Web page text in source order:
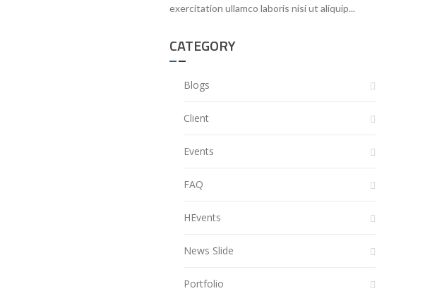
exercitation ullamco laboris nisi ut aliquip...
CATEGORY
Blogs
Client
Events
FAQ
HEvents
News Slide
Portfolio